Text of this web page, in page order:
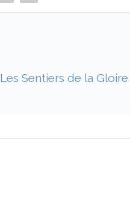
Les Sentiers de la